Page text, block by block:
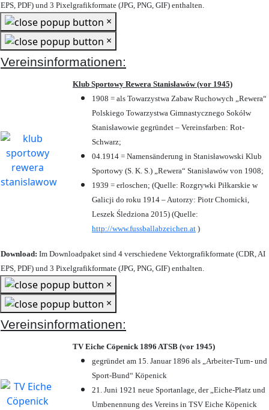
EPS, PDF) und 3 Pixelgrafikformate (JPG, PNG, GIF) enthalten.
×
×
Vereinsinformationen:
Klub Sportowy Rewera Stanisławów (vor 1945)
1908 = als Towarzystwa Zabaw Ruchowych „Rewera“
Polskiego Towarzystwa Gimnastycznego Sokółw
Stanisławowie gegründet – Vereinsfarben: Rot-
Schwarz;
04.1914 = Namensänderung in Stanisławowski Klub
Sportowy (S. K. S.) „Rewera“ Stanisławów von 1908;
1939 = erloschen; (Quelle: Rozgrywki Piłkarskie w
Galicji do roku 1914 – Autorzy: Piotr Chomicki,
Leszek Śledziona 2015) (Quelle:
http://www.fussballabzeichen.at )
Download: Im Downloadpaket sind 4 verschiedene Vektorgrafikformate (CDR, AI
EPS, PDF) und 3 Pixelgrafikformate (JPG, PNG, GIF) enthalten.
×
×
Vereinsinformationen:
TV Eiche Cöpenick 1896 ATSB (vor 1945)
gegründet am 15. Januar 1896 als „Arbeiter-Turn- und
Sport-Bund“ Köpenick
21. Juni 1921 neue Sportanlage, der „Eiche-Platz und
Umbenennung des Vereins in TSV Eiche Köpenick